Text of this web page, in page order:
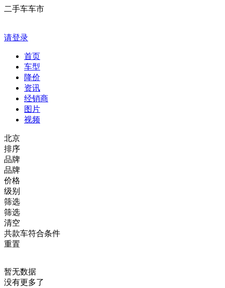
二手车车市
请登录
首页
车型
降价
资讯
经销商
图片
视频
北京
排序
品牌
品牌
价格
级别
筛选
筛选
清空
共款车符合条件
重置
暂无数据
没有更多了